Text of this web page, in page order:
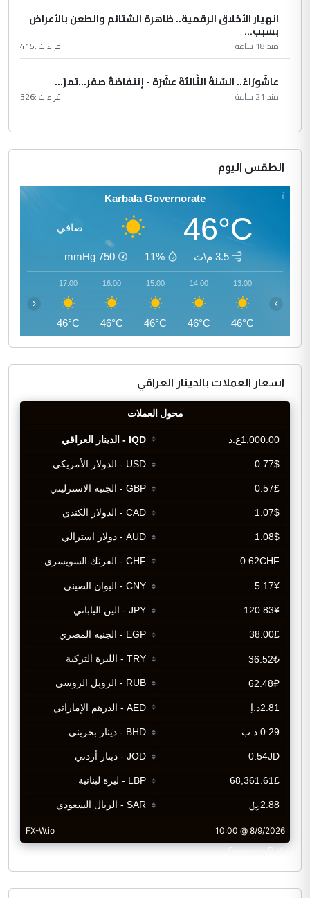
انهيار الأخلاق الرقمية.. ظاهرة الشتائم والطعن بالأعراض
بسبب...
منذ 18 ساعة قراءات :415
عاشُورْاءُ.. السّنَةُ الثّالثةَ عشَرَة - إِنتفاضةُ صفَر…تمرّ...
منذ 21 ساعة قراءات :326
الطقس اليوم
Karbala Governorate
46°C صافي
3.5 م\ث 11%
750
mmHg
13:00
46°C
14:00
46°C
15:00
46°C
16:00
46°C
17:00
46°C
‹ ›
اسعار العملات بالدينار العراقي
CurrencyRate